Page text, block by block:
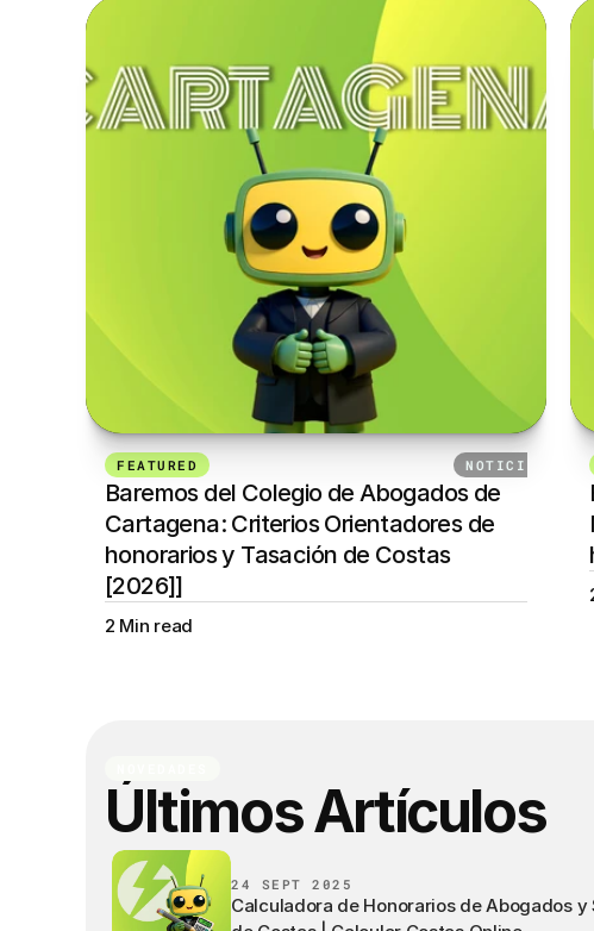
FEATURED 24 DE SEPTIEMBRE DE 2025 NOTICIAS
Baremos del Colegio de Abogados de
Cartagena: Criterios Orientadores de
honorarios y Tasación de Costas
[2026]]
2 Min read
Últimos Artículos
24 SEPT 2025
Calculadora de Honorarios de Abogados